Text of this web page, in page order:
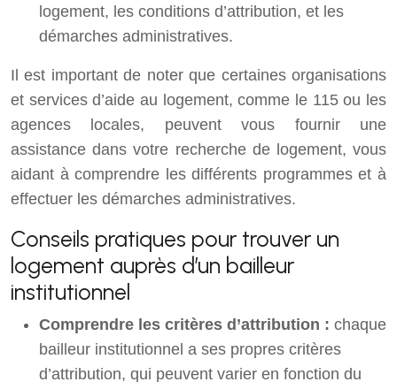
logement, les conditions d’attribution, et les
démarches administratives.
Il est important de noter que certaines organisations
et services d’aide au logement, comme le 115 ou les
agences locales, peuvent vous fournir une
assistance dans votre recherche de logement, vous
aidant à comprendre les différents programmes et à
effectuer les démarches administratives.
Conseils pratiques pour trouver un
logement auprès d’un bailleur
institutionnel
Comprendre les critères d’attribution : chaque
bailleur institutionnel a ses propres critères
d’attribution, qui peuvent varier en fonction du